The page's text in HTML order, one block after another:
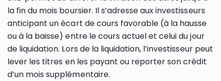
la fin du mois boursier. Il s’adresse aux investisseurs
anticipant un écart de cours favorable (à la hausse
ou à la baisse) entre le cours actuel et celui du jour
de liquidation. Lors de la liquidation, l’investisseur peut
lever les titres en les payant ou reporter son crédit
d’un mois supplémentaire.